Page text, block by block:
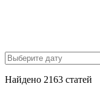
Найдено 2163 статей